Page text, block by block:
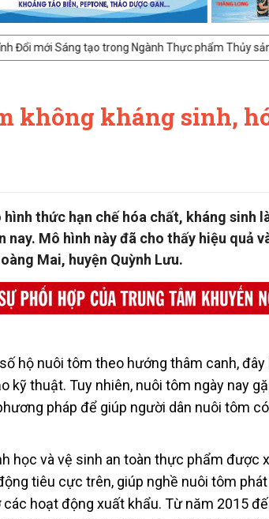
tạo trong Ngành Thực phẩm Thủy sản 2025 -08-04-
không kháng sinh,
thức hạn chế hóa chất, kháng sinh
nay. Mô hình này đã cho thấy hiệu quả
Mai, huyện Quỳnh Lưu.
hộ nuôi tôm theo hướng thâm canh,
kỹ thuật. Tuy nhiên, nuôi tôm ngày nay
pháp để giúp người dân nuôi tôm
học và vệ sinh an toàn thực phẩm được
tiêu cực trên, giúp nghề nuôi tôm
hoạt động xuất khẩu. Từ năm 2015